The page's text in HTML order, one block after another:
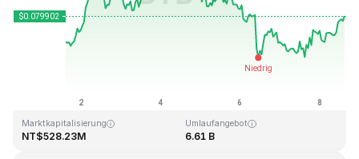
NT$0.070480
Marktkapitalisierung
NT$528.23M
Umlaufangebot
6.61 B